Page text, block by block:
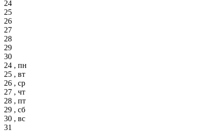
24
25
26
27
28
29
30
24 , пн
25 , вт
26 , ср
27 , чт
28 , пт
29 , сб
30 , вс
31